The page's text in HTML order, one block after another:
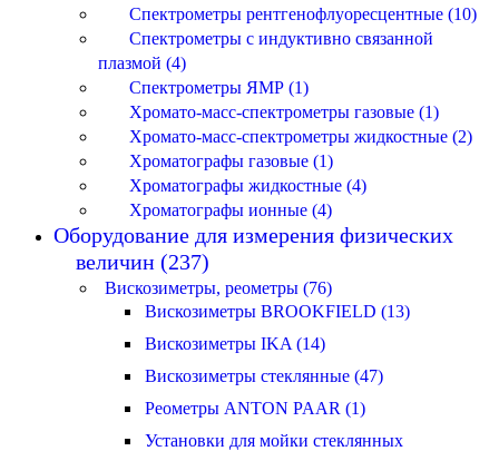
Спектрометры рентгенофлуоресцентные (10)
Спектрометры с индуктивно связанной
плазмой (4)
Спектрометры ЯМР (1)
Хромато-масс-спектрометры газовые (1)
Хромато-масс-спектрометры жидкостные (2)
Хроматографы газовые (1)
Хроматографы жидкостные (4)
Хроматографы ионные (4)
Оборудование для измерения физических
величин (237)
Вискозиметры, реометры (76)
Вискозиметры BROOKFIELD (13)
Вискозиметры IKA (14)
Вискозиметры стеклянные (47)
Реометры ANTON PAAR (1)
Установки для мойки стеклянных